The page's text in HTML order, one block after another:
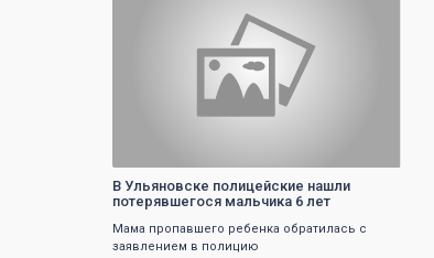
В Ульяновске полицейские нашли
потерявшегося мальчика 6 лет
Мама пропавшего ребенка обратилась с
заявлением в полицию